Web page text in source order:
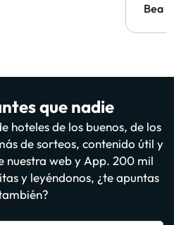
Bea
que nadie
hoteles de los buenos, de los
de sorteos, contenido útil y
nuestra web y App. 200 mil
y leyéndonos, ¿te apuntas